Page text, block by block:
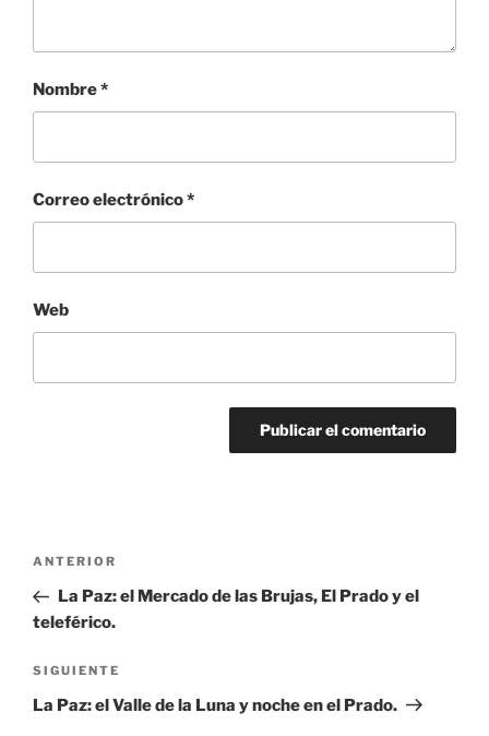
Nombre*
Correo electrónico*
Web
Navegación
entradas
Entrada
anterior:
ANTERIOR
La Paz: el Mercado de las Brujas, El Prado y el
teleférico.
Siguiente
entrada
SIGUIENTE
La Paz: el Valle de la Luna y noche en el Prado.